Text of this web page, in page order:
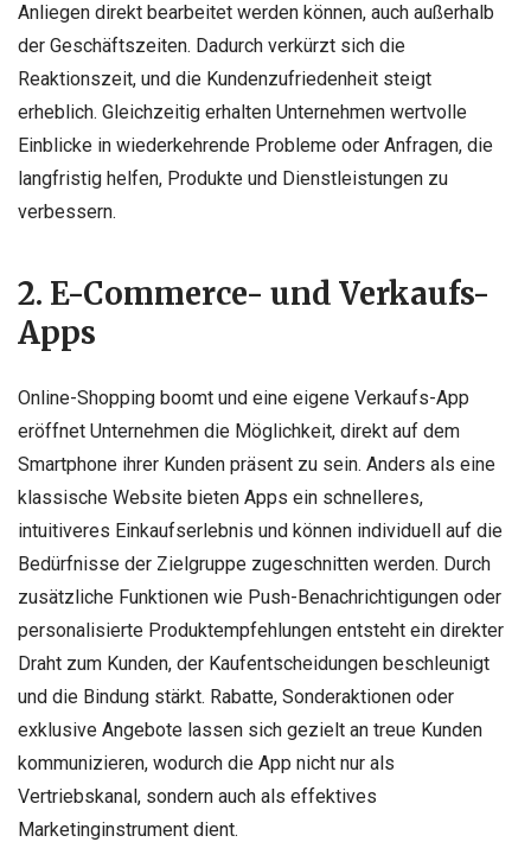
Anliegen direkt bearbeitet werden können, auch außerhalb
der Geschäftszeiten. Dadurch verkürzt sich die
Reaktionszeit, und die Kundenzufriedenheit steigt
erheblich. Gleichzeitig erhalten Unternehmen wertvolle
Einblicke in wiederkehrende Probleme oder Anfragen, die
langfristig helfen, Produkte und Dienstleistungen zu
verbessern.
2. E-Commerce- und Verkaufs-
Apps
Online-Shopping boomt und eine eigene Verkaufs-App
eröffnet Unternehmen die Möglichkeit, direkt auf dem
Smartphone ihrer Kunden präsent zu sein. Anders als eine
klassische Website bieten Apps ein schnelleres,
intuitiveres Einkaufserlebnis und können individuell auf die
Bedürfnisse der Zielgruppe zugeschnitten werden. Durch
zusätzliche Funktionen wie Push-Benachrichtigungen oder
personalisierte Produktempfehlungen entsteht ein direkter
Draht zum Kunden, der Kaufentscheidungen beschleunigt
und die Bindung stärkt. Rabatte, Sonderaktionen oder
exklusive Angebote lassen sich gezielt an treue Kunden
kommunizieren, wodurch die App nicht nur als
Vertriebskanal, sondern auch als effektives
Marketinginstrument dient.